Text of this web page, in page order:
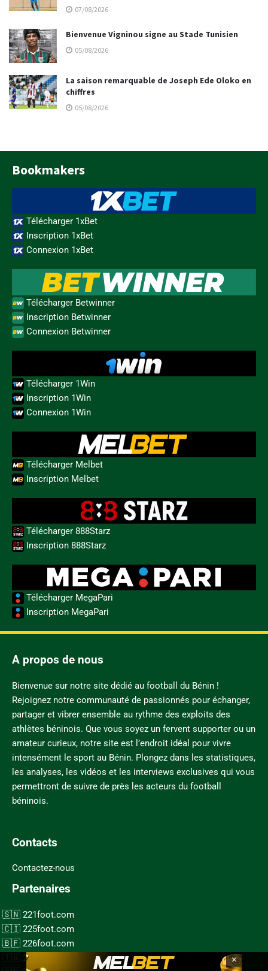
07/08/2026
Bienvenue Vigninou signe au Stade Tunisien
05/08/2026
La saison remarquable de Joseph Ede Oloko en
chiffres
05/08/2026
Bookmakers
Télécharger 1xBet
Inscription 1xBet
Connexion 1xBet
Télécharger Betwinner
Inscription Betwinner
Connexion Betwinner
Télécharger 1Win
Inscription 1Win
Connexion 1Win
Télécharger Melbet
Inscription Melbet
Télécharger 888Starz
Inscription 888Starz
Télécharger MegaPari
Inscription MegaPari
A propos de nous
Bienvenue sur notre site dédié au football du Bénin !
Rejoignez notre communauté de passionnés pour échanger,
partager et vibrer ensemble au rythme des exploits des
athlètes béninois. Que vous soyez un fervent supporter ou un
amateur curieux, notre site est l’endroit idéal pour vivre
intensément le sport au Bénin. Plongez dans les statistiques,
les analyses, les vidéos et les interviews exclusives qui vous
permettront de suivre de près les acteurs du football
béninois.
Contacts
Contactez-nous
Partenaires
221foot.com
225foot.com
226foot.com
228foot.com
×